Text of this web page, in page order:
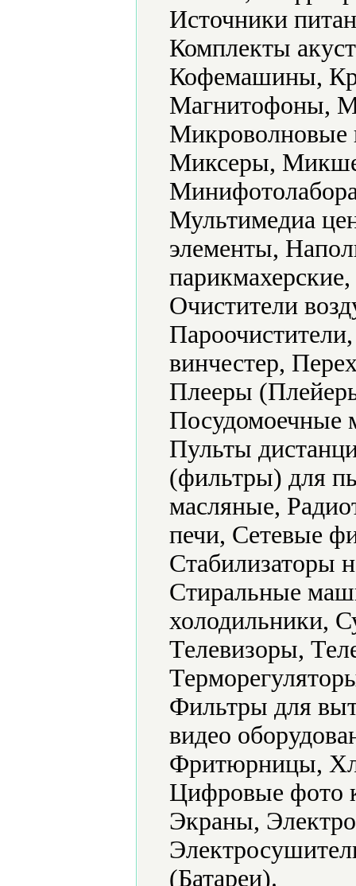
Источники
Комплекты
Кофемашины,
Магнитофоны,
Миксеры,
Мультимедиа
элементы,
Очистители
винчестер,
Плееры
Посудомоечные
Пульты
(фильтры) для
масляные,
печи, Сетевые
Стабилизаторы
Стиральные
холодильники,
Телевизоры,
Фильтры для
видео
Фритюрницы,
Цифровые фото
Экраны,
(Батареи).